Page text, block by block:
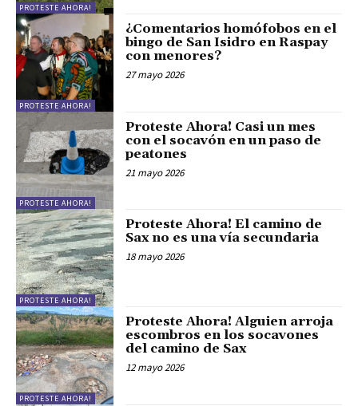
PROTESTE AHORA!
PROTESTE AHORA!
¿Comentarios homófobos en el
bingo de San Isidro en Raspay
con menores?
27 mayo 2026
PROTESTE AHORA!
Proteste Ahora! Casi un mes
con el socavón en un paso de
peatones
21 mayo 2026
PROTESTE AHORA!
Proteste Ahora! El camino de
Sax no es una vía secundaria
18 mayo 2026
PROTESTE AHORA!
Proteste Ahora! Alguien arroja
escombros en los socavones
del camino de Sax
12 mayo 2026